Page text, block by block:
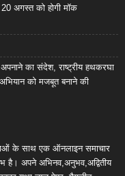
अगस्त को होगी मॉक
का संदेश, राष्ट्रीय हथकरघा
को मजबूत बनाने की
के साथ एक ऑनलाइन समाचार
है। अपने अभिनव,अनुभव,अद्वितीय